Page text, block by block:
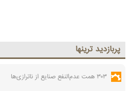
پربازديد ترينها
۳۰۳ همت عدم‌النفع صنایع از ناترازی‌ها